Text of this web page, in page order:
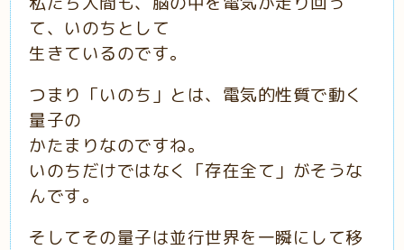
て、いのちとして
生きているのです。
つまり「いのち」とは、電気的性質で動く
量子の
かたまりなのですね。
いのちだけではなく「存在全て」がそうな
んです。
そしてその量子は並行世界を一瞬にして移